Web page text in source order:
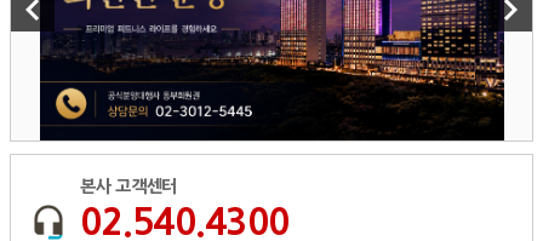
keyboard_arrow_left keyboard_arrow_right
본사 고객센터
02.540.4300